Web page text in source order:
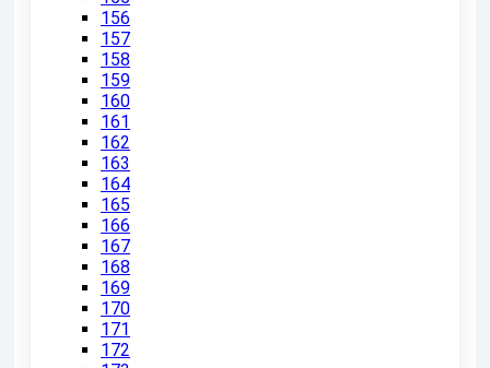
156
157
158
159
160
161
162
163
164
165
166
167
168
169
170
171
172